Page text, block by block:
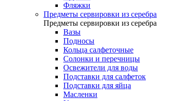
Фляжки
Предметы сервировки из серебра
Предметы сервировки из серебра
Вазы
Подносы
Кольца салфеточные
Солонки и перечницы
Освежители для воды
Подставки для салфеток
Подставки для яйца
Масленки